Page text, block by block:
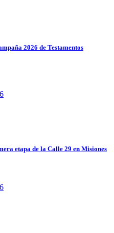
2026 de Testamentos
etapa de la Calle 29 en Misiones